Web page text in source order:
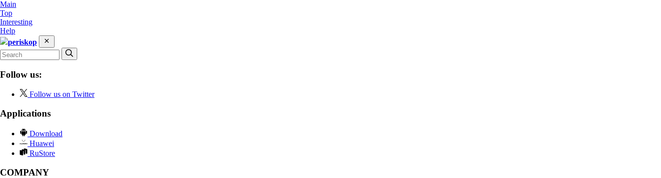
Main
Top
Interesting
Help
periskop
Follow us:
Follow us on Twitter
Applications
Download
Huawei
RuStore
COMPANY